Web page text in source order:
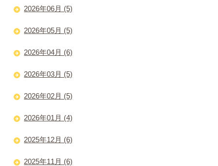
2026年06月 (5)
2026年05月 (5)
2026年04月 (6)
2026年03月 (5)
2026年02月 (5)
2026年01月 (4)
2025年12月 (6)
2025年11月 (6)